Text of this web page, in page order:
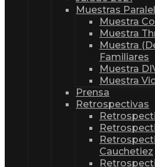
Muestras
Muestra
Muestra
Muestra
Familiares
Muestra
Muestra
Prensa
Retrospectivas
Cauchetiez